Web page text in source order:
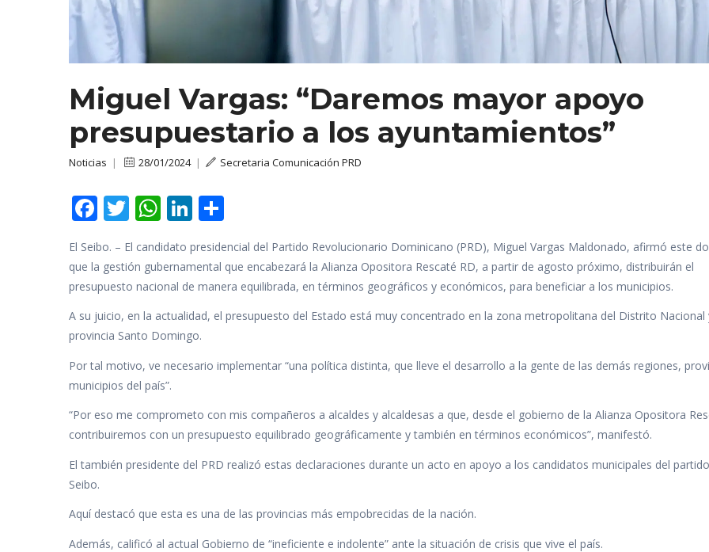
Miguel Vargas: “Daremos mayor apoyo
presupuestario a los ayuntamientos”
Noticias | 28/01/2024| Secretaria Comunicación PRD
F
e
b
o
o
k
T
w
itt
er
W
h
at
s
A
p
p
Li
k
e
dI
n
m
p
ar
ti
r
El Seibo. – El candidato presidencial del Partido Revolucionario Dominicano (PRD), Miguel Vargas Maldonado, afirmó este
que la gestión gubernamental que encabezará la Alianza Opositora Rescaté RD, a partir de agosto próximo, distribuirán el
presupuesto nacional de manera equilibrada, en términos geográficos y económicos, para beneficiar a los municipios.
A su juicio, en la actualidad, el presupuesto del Estado está muy concentrado en la zona metropolitana del Distrito Nacional
provincia Santo Domingo.
Por tal motivo, ve necesario implementar “una política distinta, que lleve el desarrollo a la gente de las demás regiones,
municipios del país”.
“Por eso me comprometo con mis compañeros a alcaldes y alcaldesas a que, desde el gobierno de la Alianza Opositora
contribuiremos con un presupuesto equilibrado geográficamente y también en términos económicos”, manifestó.
El también presidente del PRD realizó estas declaraciones durante un acto en apoyo a los candidatos municipales del
Seibo.
Aquí destacó que esta es una de las provincias más empobrecidas de la nación.
Además, calificó al actual Gobierno de “ineficiente e indolente” ante la situación de crisis que vive el país.